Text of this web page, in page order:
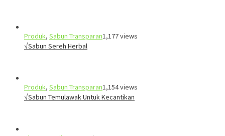
Produk, Sabun Transparan1,177 views
√Sabun Sereh Herbal
Produk, Sabun Transparan1,154 views
√Sabun Temulawak Untuk Kecantikan